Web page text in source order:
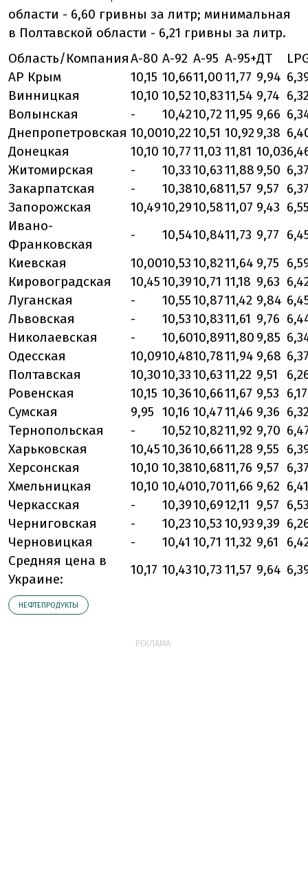
области - 6,60 гривны за литр; минимальная
в Полтавской области - 6,21 гривны за литр.
Область/КомпанияА-80 А-92 А-95 А-95+ДТ
АР Крым
10,15 10,6611,0011,77 9,94
Винницкая
10,10 10,5210,8311,54 9,74
Волынская
- 10,4210,72 11,95 9,66
Днепропетровская 10,0010,2210,51 10,92 9,38
Донецкая
10,10 10,7711,03 11,81 10,03
Житомирская
- 10,3310,6311,88 9,50
Закарпатская
- 10,3810,6811,57 9,57
Запорожская
10,4910,2910,5811,07 9,43
Ивано-
Франковская
- 10,5410,8411,73 9,77
Киевская
10,0010,5310,8211,64 9,75
Кировоградская
10,4510,3910,71 11,18 9,63
Луганская
- 10,5510,8711,42 9,84
Львовская
- 10,5310,8311,61 9,76
Николаевская
- 10,6010,8911,80 9,85
Одесская
10,0910,4810,7811,94 9,68
Полтавская
10,3010,3310,6311,22 9,51
Ровенская
10,15 10,3610,6611,67 9,53 6,17
Сумская
9,95 10,16 10,4711,46 9,36
Тернопольская
- 10,5210,8211,92 9,70
Харьковская
10,4510,3610,6611,28 9,55
Херсонская
10,10 10,3810,6811,76 9,57
Хмельницкая
10,10 10,4010,7011,66 9,62 6,41
Черкасская
- 10,3910,6912,11 9,57
Черниговская
- 10,2310,53 10,93 9,39
Черновицкая
- 10,41 10,71 11,32 9,61
Средняя цена в
Украине:
10,17 10,4310,73 11,57 9,64
НЕФТЕПРОДУКТЫ
РЕКЛАМА: